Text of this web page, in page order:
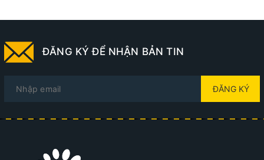
ĐĂNG KÝ ĐỂ NHẬN BẢN TIN
ĐĂNG KÝ